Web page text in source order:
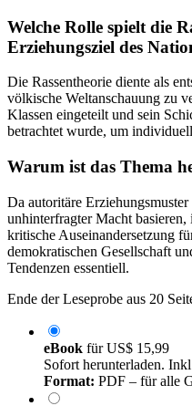
Welche Rolle spielt die
Erziehungsziel des
Die Rassentheorie diente als
völkische Weltanschauung zu
Klassen eingeteilt und sein
betrachtet wurde, um
Warum ist das Thema
Da autoritäre
unhinterfragter Macht
kritische Auseinandersetzung
demokratischen Gesellschaft
Tendenzen essentiell.
Ende der Leseprobe aus 20
eBook fürUS$ 15,99
Sofort herunterladen.
Format: PDF – für alle